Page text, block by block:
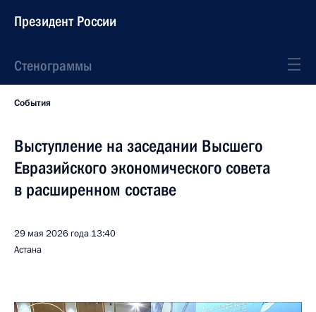
Президент России
Стенограммы
События
Выступление на заседании Высшего
Евразийского экономического совета
в расширенном составе
29 мая 2026 года 13:40
Астана